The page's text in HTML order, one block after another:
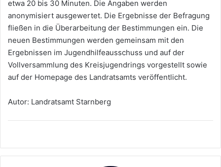
etwa 20 bis 30 Minuten. Die Angaben werden
anonymisiert ausgewertet. Die Ergebnisse der Befragung
fließen in die Überarbeitung der Bestimmungen ein. Die
neuen Bestimmungen werden gemeinsam mit den
Ergebnissen im Jugendhilfeausschuss und auf der
Vollversammlung des Kreisjugendrings vorgestellt sowie
auf der Homepage des Landratsamts veröffentlicht.
Autor: Landratsamt Starnberg